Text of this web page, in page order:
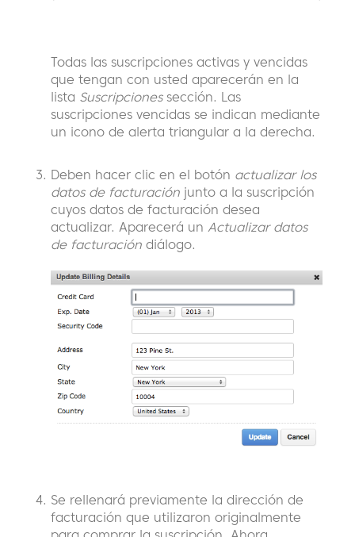
Todas las suscripciones activas y vencidas
que tengan con usted aparecerán en la
lista Suscripcionessección. Las
suscripciones vencidas se indican mediante
un icono de alerta triangular a la derecha.
Deben hacer clic en el botón actualizar los
datos de facturación junto a la suscripción
cuyos datos de facturación desea
actualizar. Aparecerá un Actualizar datos
de facturación diálogo.
Se rellenará previamente la dirección de
facturación que utilizaron originalmente